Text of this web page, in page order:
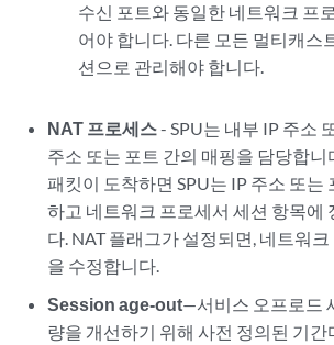
수신 포트와 동일한 네트워크 프
어야 합니다. 다른 모든 멀티캐스
션으로 관리해야 합니다.
NAT 프로세스- SPU는 내부 IP 주소
주소 또는 포트 간의 매핑을 담당합니
패킷이 도착하면 SPU는 IP 주소 또는
하고 네트워크 프로세서 세션 항목에
다. NAT 플래그가 설정되면, 네트워
을 수정합니다.
Session age-out—서비스 오프로드
량을 개선하기 위해 사전 정의된 기간